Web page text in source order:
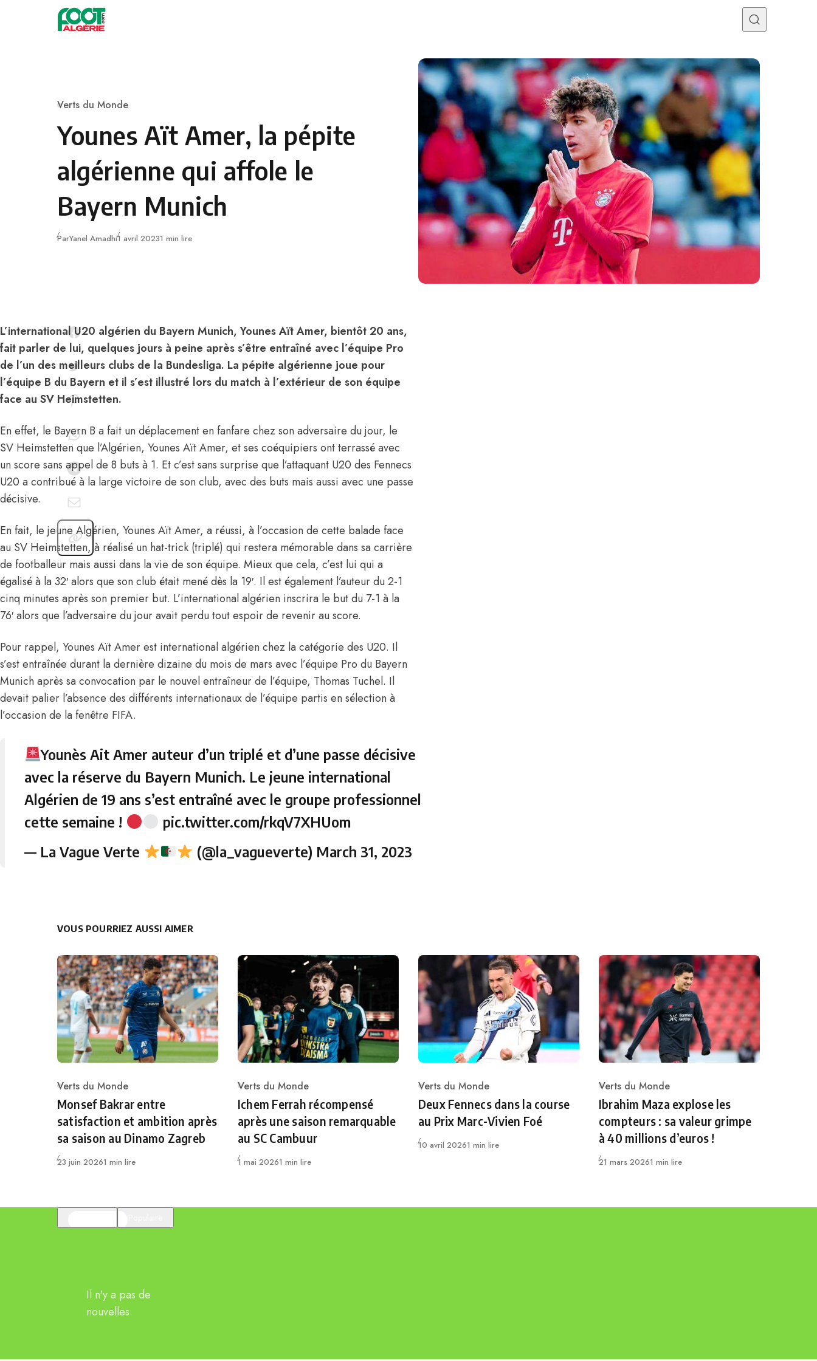
Skip to content
Category
Verts du Monde
Younes Aït Amer, la pépite
algérienne qui affole le
Bayern Munich
ParYanel AmadhiPublié
1 avril 20231 min lire
L’international U20 algérien du Bayern Munich, Younes Aït Amer, bientôt 20 ans,
fait parler de lui, quelques jours à peine après s’être entraîné avec l’équipe Pro
de l’un des meilleurs clubs de la Bundesliga. La pépite algérienne joue pour
l’équipe B du Bayern et il s’est illustré lors du match à l’extérieur de son équipe
face au SV Heimstetten.
En effet, le Bayern B a fait un déplacement en fanfare chez son adversaire du jour, le
SV Heimstetten que l’Algérien, Younes Aït Amer, et ses coéquipiers ont terrassé avec
un score sans appel de 8 buts à 1. Et c’est sans surprise que l’attaquant U20 des Fennecs
U20 a contribué à la large victoire de son club, avec des buts mais aussi avec une passe
décisive.
En fait, le jeune Algérien, Younes Aït Amer, a réussi, à l’occasion de cette balade face
au SV Heimstetten, à réalisé un hat-trick (triplé) qui restera mémorable dans sa carrière
de footballeur mais aussi dans la vie de son équipe. Mieux que cela, c’est lui qui a
égalisé à la 32′ alors que son club était mené dès la 19′. Il est également l’auteur du 2-1
cinq minutes après son premier but. L’international algérien inscrira le but du 7-1 à la
76′ alors que l’adversaire du jour avait perdu tout espoir de revenir au score.
Pour rappel, Younes Aït Amer est international algérien chez la catégorie des U20. Il
s’est entraînée durant la dernière dizaine du mois de mars avec l’équipe Pro du Bayern
Munich après sa convocation par le nouvel entraîneur de l’équipe, Thomas Tuchel. Il
devait palier l’absence des différents internationaux de l’équipe partis en sélection à
l’occasion de la fenêtre FIFA.
Younès Ait Amer auteur d’un triplé et d’une passe décisive
avec la réserve du Bayern Munich. Le jeune international
Algérien de 19 ans s’est entraîné avec le groupe professionnel
cette semaine !
pic.twitter.com/rkqV7XHUom
— La Vague Verte
(@la_vagueverte) March 31, 2023
VOUS POURRIEZ AUSSI AIMER
Category
Verts du Monde
Monsef Bakrar entre
satisfaction et ambition après
sa saison au Dinamo Zagreb
Publié
23 juin 20261 min lire
Category
Verts du Monde
Ichem Ferrah récompensé
après une saison remarquable
au SC Cambuur
Publié
1 mai 20261 min lire
Category
Verts du Monde
Deux Fennecs dans la course
au Prix Marc-Vivien Foé
Publié
10 avril 20261 min lire
Category
Verts du Monde
Ibrahim Maza explose les
compteurs : sa valeur grimpe
à 40 millions d’euros !
Publié
21 mars 20261 min lire
Il n'y a pas de
nouvelles.